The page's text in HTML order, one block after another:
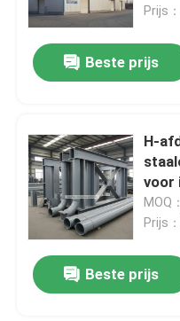
per
Prijs
Beste prijs
H-
voor
MOQ
Prijs
Beste prijs